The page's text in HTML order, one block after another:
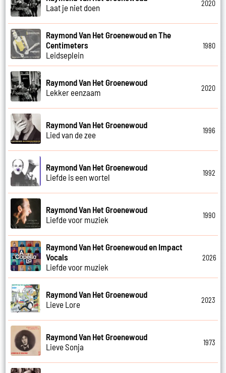
Laat je niet doen
2020
Raymond Van Het Groenewoud en The
Centimeters
Leidseplein
1980
Raymond Van Het Groenewoud
Lekker eenzaam
2020
Raymond Van Het Groenewoud
Lied van de zee
1996
Raymond Van Het Groenewoud
Liefde is een wortel
1992
Raymond Van Het Groenewoud
Liefde voor muziek
1990
Raymond Van Het Groenewoud en Impact
Vocals
Liefde voor muziek
2026
Raymond Van Het Groenewoud
Lieve Lore
2023
Raymond Van Het Groenewoud
Lieve Sonja
1973